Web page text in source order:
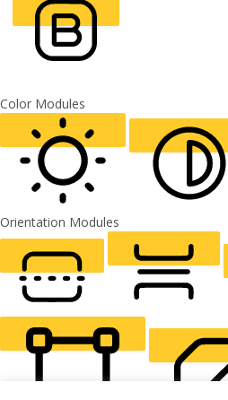
CURSOR
FONT WEIGHT
Color Modules
LIGHT CONTRAST HIGH CONTRAST
Orientation Modules
READING LINE READING MASK